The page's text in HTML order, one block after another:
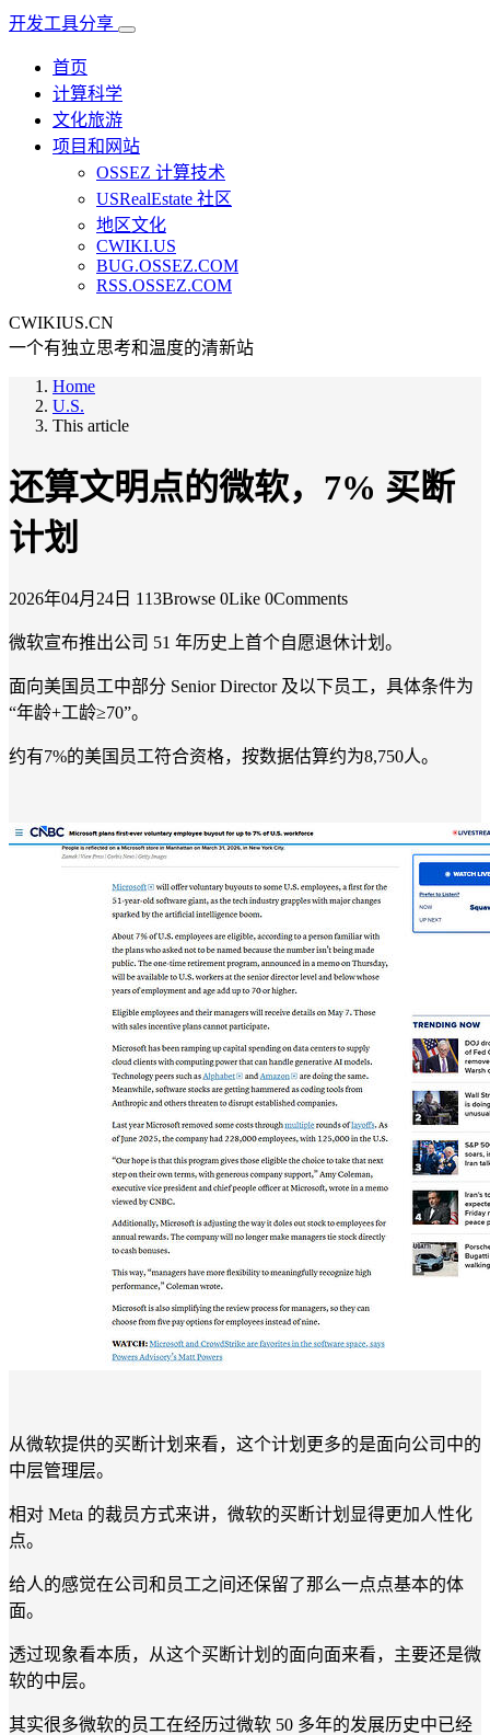
开发工具分享
首页
计算科学
文化旅游
项目和网站
OSSEZ 计算技术
USRealEstate 社区
地区文化
CWIKI.US
BUG.OSSEZ.COM
RSS.OSSEZ.COM
CWIKIUS.CN
一个有独立思考和温度的清新站
Home
U.S.
This article
还算文明点的微软，7% 买断
计划
2026年04月24日 113Browse 0Like 0Comments
微软宣布推出公司 51 年历史上首个自愿退休计划。
面向美国员工中部分 Senior Director 及以下员工，具体条件为
“年龄+工龄≥70”。
约有7%的美国员工符合资格，按数据估算约为8,750人。
从微软提供的买断计划来看，这个计划更多的是面向公司中的
中层管理层。
相对 Meta 的裁员方式来讲，微软的买断计划显得更加人性化
点。
给人的感觉在公司和员工之间还保留了那么一点点基本的体
面。
透过现象看本质，从这个买断计划的面向面来看，主要还是微
软的中层。
其实很多微软的员工在经历过微软 50 多年的发展历史中已经